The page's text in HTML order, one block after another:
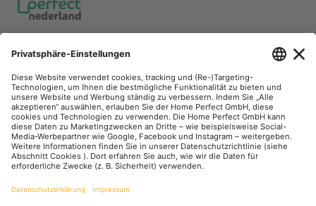
Zahlungsarten
Versandarten
FacebookInstagramYouTubeLinkedIn